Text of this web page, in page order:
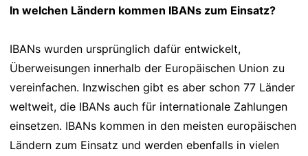
In welchen Ländern kommen IBANs zum Einsatz?
IBANs wurden ursprünglich dafür entwickelt,
Überweisungen innerhalb der Europäischen Union zu
vereinfachen. Inzwischen gibt es aber schon 77 Länder
weltweit, die IBANs auch für internationale Zahlungen
einsetzen. IBANs kommen in den meisten europäischen
Ländern zum Einsatz und werden ebenfalls in vielen